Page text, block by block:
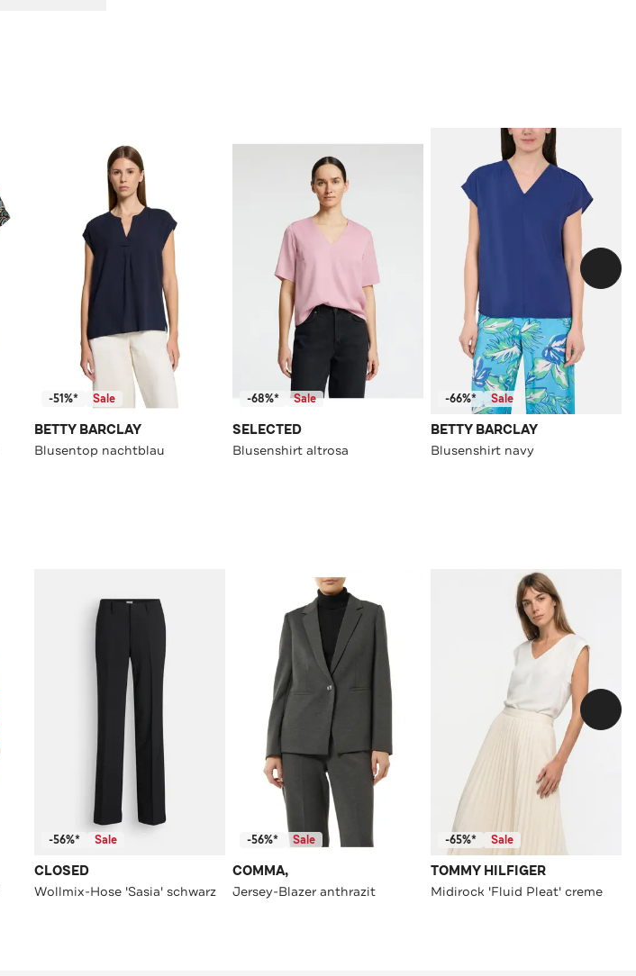
-51%* Sale
BETTY BARCLAY
Blusentop nachtblau
-68%* Sale
SELECTED
Blusenshirt altrosa
-66%* Sale
BETTY BARCLAY
Blusenshirt navy
-56%* Sale
CLOSED
Wollmix-Hose 'Sasia' schwarz
-56%* Sale
COMMA,
Jersey-Blazer anthrazit
-65%* Sale
TOMMY HILFIGER
Midirock 'Fluid Pleat' creme